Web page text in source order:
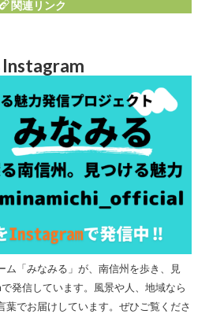
関連リンク
ム「みなみる」が、南信州を歩き、見
発信しています。風景や人、地域なら
葉でお届けしています。ぜひご覧くださ